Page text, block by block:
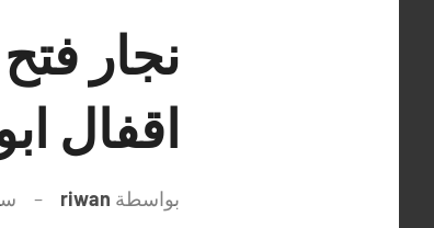
اقفال
بواسطة riwan